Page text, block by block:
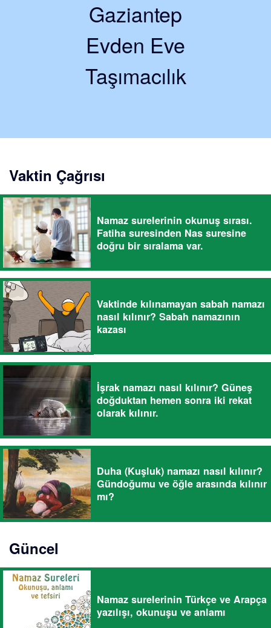
Gaziantep
Evden Eve
Taşımacılık
Vaktin Çağrısı
Namaz surelerinin okunuş sırası.
Fatiha suresinden Nas suresine
doğru bir sıralama var.
Vaktinde kılınamayan sabah namazı
nasıl kılınır? Sabah namazının
kazası
İşrak namazı nasıl kılınır? Güneş
doğduktan hemen sonra iki rekat
olarak kılınır.
Duha (Kuşluk) namazı nasıl kılınır?
Gündoğumu ve öğle arasında kılınır
mı?
Güncel
Namaz surelerinin Türkçe ve Arapça
yazılışı, okunuşu ve anlamı